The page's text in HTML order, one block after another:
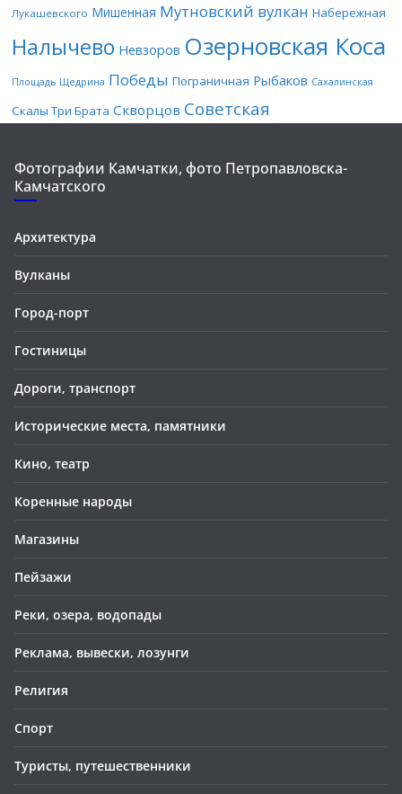
Лукашевского Мишенная Мутновский вулкан Набережная
Налычево Невзоров Озерновская Коса
Площадь Щедрина Победы Пограничная Рыбаков Сахалинская
Скалы Три Брата Скворцов Советская
Фотографии Камчатки, фото Петропавловска-
Камчатского
Архитектура
Вулканы
Город-порт
Гостиницы
Дороги, транспорт
Исторические места, памятники
Кино, театр
Коренные народы
Магазины
Пейзажи
Реки, озера, водопады
Реклама, вывески, лозунги
Религия
Спорт
Туристы, путешественники